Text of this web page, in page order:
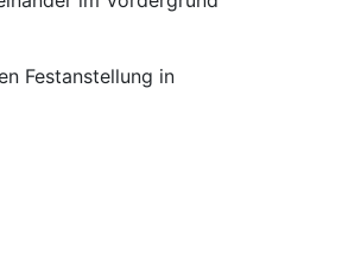
Festanstellung in